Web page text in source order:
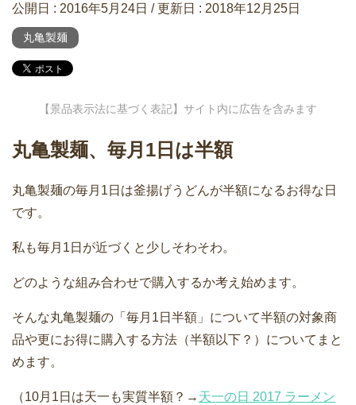
公開日 : 2016年5月24日 / 更新日 : 2018年12月25日
丸亀製麺
【景品表示法に基づく表記】サイト内に広告を含みます
丸亀製麺、毎月1日は半額
丸亀製麺の毎月1日は釜揚げうどんが半額になるお得な日
です。
私も毎月1日が近づくと少しそわそわ。
どのような組み合わせで購入するか考え始めます。
そんな丸亀製麺の「毎月1日半額」について半額の対象商
品や更にお得に購入する方法（半額以下？）についてまと
めます。
（10月1日は天一も実質半額？→ 天一の日 2017 ラーメン